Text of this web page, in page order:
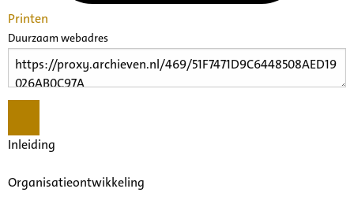
Printen
Duurzaam webadres
Inleiding
Organisatieontwikkeling